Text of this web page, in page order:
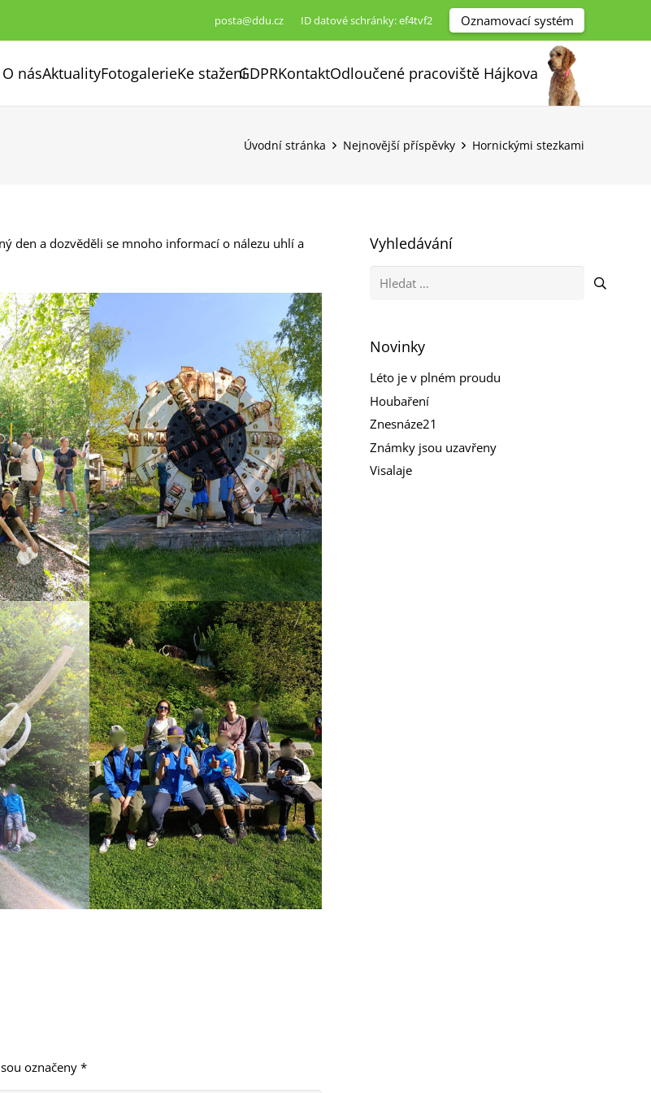
posta@ddu.cz ID datové schránky: ef4tvf2 Oznamovací systém
O násAktualityFotogalerieKe staženíGDPRKontaktOdloučené pracoviště Hájkova
Úvodní stránka Nejnovější příspěvky Hornickými stezkami
den a dozvěděli se mnoho informací o nálezu uhlí a
označeny *
Vyhledávání
Vyhledávání
Novinky
Léto je v plném proudu
Houbaření
Znesnáze21
Známky jsou uzavřeny
Visalaje